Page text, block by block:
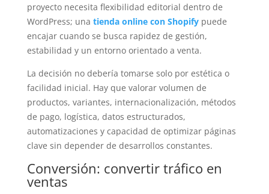
proyecto necesita flexibilidad editorial dentro de
WordPress; una tienda online con Shopifypuede
encajar cuando se busca rapidez de gestión,
estabilidad y un entorno orientado a venta.
La decisión no debería tomarse solo por estética o
facilidad inicial. Hay que valorar volumen de
productos, variantes, internacionalización, métodos
de pago, logística, datos estructurados,
automatizaciones y capacidad de optimizar páginas
clave sin depender de desarrollos constantes.
Conversión: convertir tráfico en
ventas